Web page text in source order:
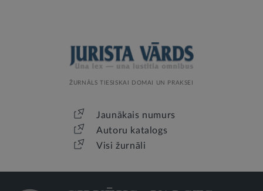
ŽURNĀLS TIESISKAI DOMAI UN PRAKSEI
Jaunākais numurs
Autoru katalogs
Visi žurnāli